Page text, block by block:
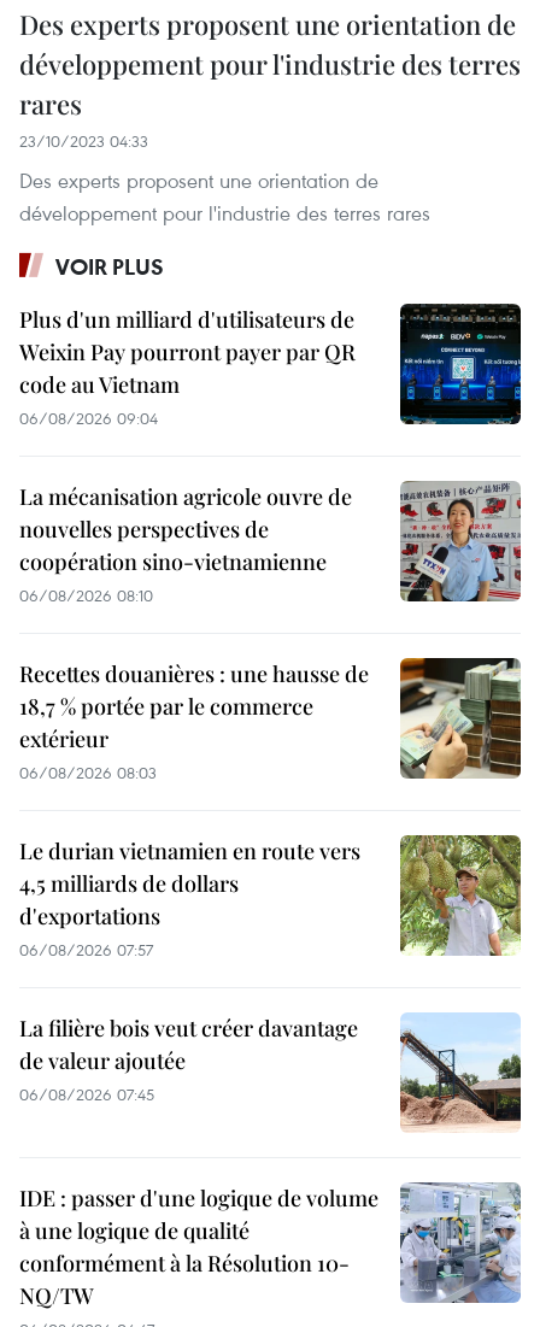
Des experts proposent une orientation de
développement pour l'industrie des terres
rares
23/10/2023 04:33
Des experts proposent une orientation de
développement pour l'industrie des terres rares
VOIR PLUS
Plus d'un milliard d'utilisateurs de
Weixin Pay pourront payer par QR
code au Vietnam
06/08/2026 09:04
La mécanisation agricole ouvre de
nouvelles perspectives de
coopération sino-vietnamienne
06/08/2026 08:10
Recettes douanières : une hausse de
18,7 % portée par le commerce
extérieur
06/08/2026 08:03
Le durian vietnamien en route vers
4,5 milliards de dollars
d'exportations
06/08/2026 07:57
La filière bois veut créer davantage
de valeur ajoutée
06/08/2026 07:45
IDE : passer d'une logique de volume
à une logique de qualité
conformément à la Résolution 10-
NQ/TW